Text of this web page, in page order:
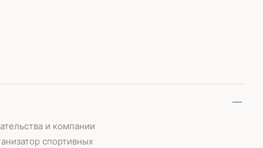
и компании
спортивных